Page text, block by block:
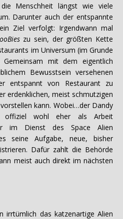
Menschheit längst wie viele
Darunter auch der entspannte
Ziel verfolgt: Irgendwann mal
zu sein, der größten Kette
im Universum (im Grunde
Gemeinsam mit dem eigentlich
Bewusstsein versehenen
entspannt von Restaurant zu
erdenklichen, meist schmutzigen
kann. Wobei…der Dandy
offiziel wohl eher als Arbeit
im Dienst des Space Alien
seine Aufgabe, neue, bisher
Dafür zahlt die Behörde
meist auch direkt im nächsten
irrtümlich das katzenartige Alien